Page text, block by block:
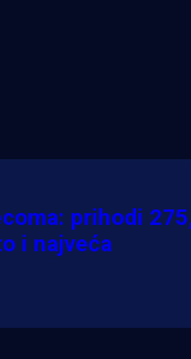
prihodi
i najveća